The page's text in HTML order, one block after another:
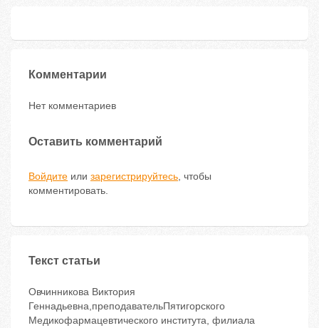
Комментарии
Нет комментариев
Оставить комментарий
Войдите или зарегистрируйтесь, чтобы
комментировать.
Текст статьи
Овчинникова Виктория
Геннадьевна,преподавательПятигорского
Медикофармацевтического института, филиала